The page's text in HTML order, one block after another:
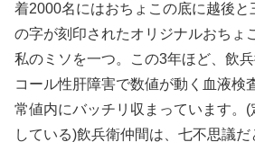
着2000名にはおちょこの底に越後と
の字が刻印されたオリジナルおちょ
私のミソを一つ。この3年ほど、飲
コール性肝障害で数値が動く血液検
常値内にバッチリ収まっています。
している)飲兵衛仲間は、七不思議